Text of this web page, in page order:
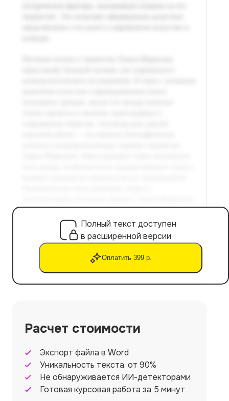
Полный текст доступен
в расширенной версии
Оплатить 399 р.
Расчет стоимости
Экспорт файла в Word
Уникальность текста: от 90%
Не обнаруживается ИИ-детекторами
Готовая курсовая работа за 5 минут